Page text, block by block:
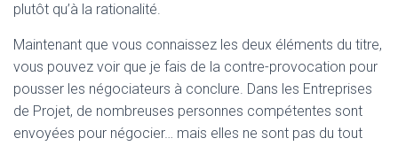
plutôt qu’à la rationalité.
Maintenant que vous connaissez les deux éléments du titre,
vous pouvez voir que je fais de la contre-provocation pour
pousser les négociateurs à conclure. Dans les Entreprises
de Projet, de nombreuses personnes compétentes sont
envoyées pour négocier… mais elles ne sont pas du tout